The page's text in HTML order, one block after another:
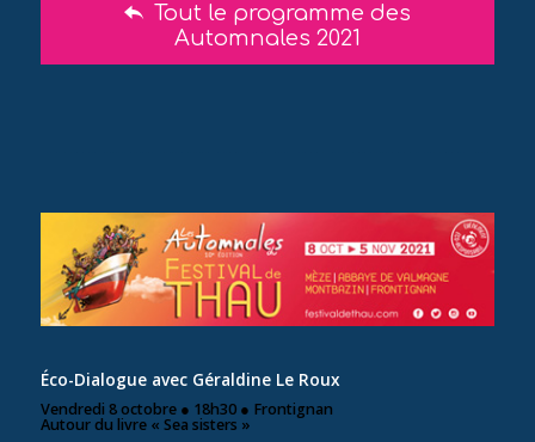
Tout le programme des
Automnales 2021
Éco-Dialogue avec Géraldine Le Roux
Vendredi 8 octobre ● 18h30 ● Frontignan
Autour du livre « Sea sisters »